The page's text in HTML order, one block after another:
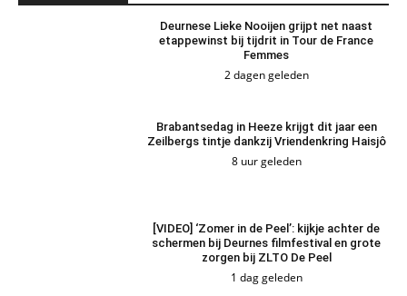
Deurnese Lieke Nooijen grijpt net naast
etappewinst bij tijdrit in Tour de France
Femmes
2 dagen geleden
Brabantsedag in Heeze krijgt dit jaar een
Zeilbergs tintje dankzij Vriendenkring Haisjô
8 uur geleden
[VIDEO] ‘Zomer in de Peel’: kijkje achter de
schermen bij Deurnes filmfestival en grote
zorgen bij ZLTO De Peel
1 dag geleden